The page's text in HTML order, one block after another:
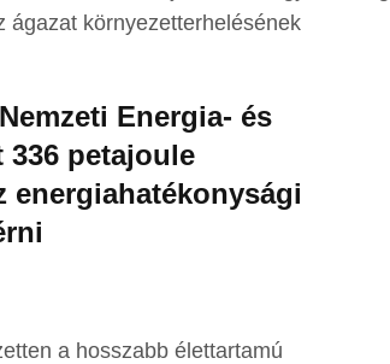
ágazat környezetterhelésének
Energia- és
336 petajoule
energiahatékonysági
a hosszabb élettartamú